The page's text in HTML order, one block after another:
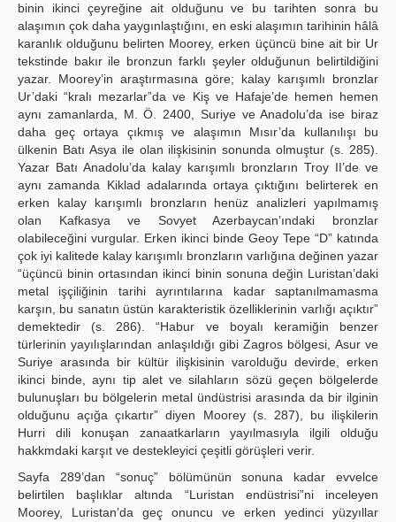
binin ikinci çeyreğine ait olduğunu ve bu tarihten sonra bu
alaşımın çok daha yaygınlaştığını, en eski alaşımın tarihinin hâlâ
karanlık olduğunu belirten Moorey, erken üçüncü bine ait bir Ur
tekstinde bakır ile bronzun farklı şeyler olduğunun belirtildiğini
yazar. Moorey’in araştırmasına göre; kalay karışımlı bronzlar
Ur’daki “kralı mezarlar”da ve Kiş ve Hafaje’de hemen hemen
aynı zamanlarda, M. Ö. 2400, Suriye ve Anadolu’da ise biraz
daha geç ortaya çıkmış ve alaşımın Mısır’da kullanılışı bu
ülkenin Batı Asya ile olan ilişkisinin sonunda olmuştur (s. 285).
Yazar Batı Anadolu’da kalay karışımlı bronzların Troy II’de ve
aynı zamanda Kiklad adalarında ortaya çıktığını belirterek en
erken kalay karışımlı bronzların henüz analizleri yapılmamış
olan Kafkasya ve Sovyet Azerbaycan’ındaki bronzlar
olabileceğini vurgular. Erken ikinci binde Geoy Tepe “D” katında
çok iyi kalitede kalay karışımlı bronzların varlığına değinen yazar
“üçüncü binin ortasından ikinci binin sonuna değin Luristan’daki
metal işçiliğinin tarihi ayrıntılarına kadar saptanılmamasma
karşın, bu sanatın üstün karakteristik özelliklerinin varlığı açıktır”
demektedir (s. 286). “Habur ve boyalı keramiğin benzer
türlerinin yayılışlarından anlaşıldığı gibi Zagros bölgesi, Asur ve
Suriye arasında bir kültür ilişkisinin varolduğu devirde, erken
ikinci binde, aynı tip alet ve silahların sözü geçen bölgelerde
bulunuşları bu bölgelerin metal ündüstrisi arasında da bir ilginin
olduğunu açığa çıkartır” diyen Moorey (s. 287), bu ilişkilerin
Hurri dili konuşan zanaatkarların yayılmasıyla ilgili olduğu
hakkmdaki karşıt ve destekleyici çeşitli görüşleri verir.
Sayfa 289’dan “sonuç” bölümünün sonuna kadar evvelce
belirtilen başlıklar altında “Luristan endüstrisi”ni inceleyen
Moorey, Luristan’da geç onuncu ve erken yedinci yüzyıllar